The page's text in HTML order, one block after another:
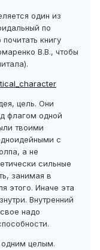
один из
по
книгу
В.В., чтобы
цель. Они
флагом одной
твоими
с
а не
сильные
занимая в
этого. Иначе эта
Внутренний
надо
целым.